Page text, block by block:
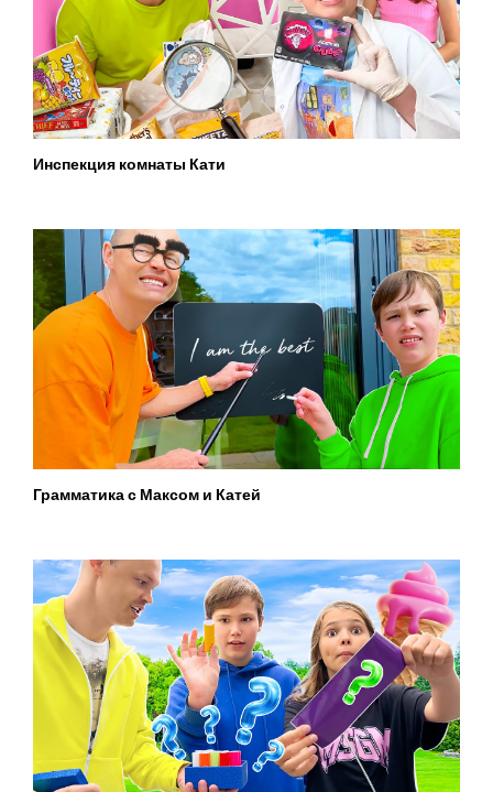
Инспекция комнаты Кати
Грамматика с Максом и Катей